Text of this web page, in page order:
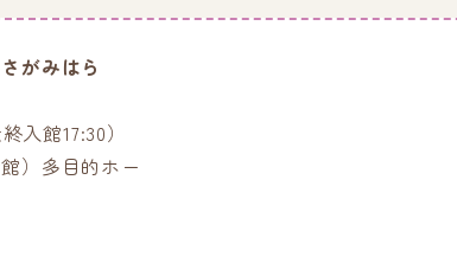
がみはら
入館17:30）
）多目的ホー